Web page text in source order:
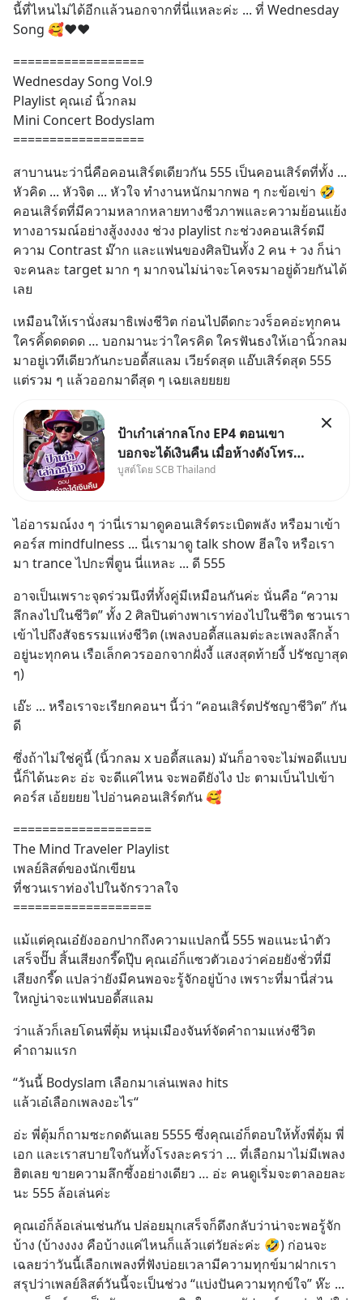
นี้ที่ไหนไม่ได้อีกแล้วนอกจากที่นี่แหละค่ะ ... ที่ Wednesday
Song 🥰❤️❤️
==================
Wednesday Song Vol.9
Playlist คุณเอ๋ นิ้วกลม
Mini Concert Bodyslam
==================
สาบานนะว่านี่คือคอนเสิร์ตเดียวกัน 555 เป็นคอนเสิร์ตที่ทั้ง ...
หัวคิด ... หัวจิต ... หัวใจ ทำงานหนักมากพอ ๆ กะข้อเข่า 🤣
คอนเสิร์ตที่มีความหลากหลายทางชีวภาพและความย้อนแย้ง
ทางอารมณ์อย่างสู้งงงงง ช่วง playlist กะช่วงคอนเสิร์ตมี
ความ Contrast ม๊าก และแฟนของศิลปินทั้ง 2 คน + วง ก็น่า
จะคนละ target มาก ๆ มากจนไม่น่าจะโคจรมาอยู่ด้วยกันได้
เลย
เหมือนให้เรานั่งสมาธิเพ่งชีวิต ก่อนไปดีดกะวงร็อคอ่ะทุกคน
ใครคิ้ดดดดด … บอกมานะว่าใครคิด ใครฟันธงให้เอานิ้วกลม
มาอยู่เวทีเดียวกันกะบอดี้สแลม เวียร์ดสุด แอ๊บเสิร์ดสุด 555
แต่รวม ๆ แล้วออกมาดีสุด ๆ เฉยเลยยยย
ป้าเก๋าเล่ากลโกง EP4 ตอนเขา
บอกจะได้เงินคืน เมื่อห้างดังโทร
หาคุณวิยะดา แจ้งเรื่องเคลมสินค้า
จะได้เงินจริง หรือเป็นเรื่องจ้อจี้ หา
คำตอบได้ที่ “ป้าเก๋าเล่ากลโกง”
EP4 ตอน “เขา
บูสต์โดย SCB Thailand
ไอ่อารมณ์งง ๆ ว่านี่เรามาดูคอนเสิร์ตระเบิดพลัง หรือมาเข้า
คอร์ส mindfulness ... นี่เรามาดู talk show ฮีลใจ หรือเรา
มา trance ไปกะพี่ตูน นี่แหละ ... ดี 555
อาจเป็นเพราะจุดร่วมนึงที่ทั้งคู่มีเหมือนกันค่ะ นั่นคือ “ความ
ลึกลงไปในชีวิต” ทั้ง 2 ศิลปินต่างพาเราท่องไปในชีวิต ชวนเรา
เข้าไปถึงสัจธรรมแห่งชีวิต (เพลงบอดี้สแลมต่ะละเพลงลึกล้ำ
อยู่นะทุกคน เรือเล็กควรออกจากฝั่งงี้ แสงสุดท้ายงี้ ปรัชญาสุด
ๆ)
เอ๊ะ ... หรือเราจะเรียกคอนฯ นี้ว่า “คอนเสิร์ตปรัชญาชีวิต” กัน
ดี
ซึ่งถ้าไม่ใช่คู่นี้ (นิ้วกลม x บอดี้สแลม) มันก็อาจจะไม่พอดีแบบ
นี้ก็ได้นะคะ อ่ะ จะดีแค่ไหน จะพอดียังไง ป่ะ ตามเบ็นไปเข้า
คอร์ส เอ้ยยยย ไปอ่านคอนเสิร์ตกัน 🥰
===================
The Mind Traveler Playlist
เพลย์ลิสต์ของนักเขียน
ที่ชวนเราท่องไปในจักรวาลใจ
===================
แม้แต่คุณเอ๋ยังออกปากถึงความแปลกนี้ 555 พอแนะนำตัว
เสร็จปั๊บ สิ้นเสียงกรี๊ดปุ๊บ คุณเอ๋ก็แซวตัวเองว่าค่อยยังชั่วที่มี
เสียงกรี๊ด แปลว่ายังมีคนพอจะรู้จักอยู่บ้าง เพราะที่มานี่ส่วน
ใหญ่น่าจะแฟนบอดี้สแลม
ว่าแล้วก็เลยโดนพี่ตุ้ม หนุ่มเมืองจันท์จัดคำถามแห่งชีวิต
คำถามแรก
“วันนี้ Bodyslam เลือกมาเล่นเพลง hits
แล้วเอ๋เลือกเพลงอะไร“
อ่ะ พี่ตุ้มก็ถามซะกดดันเลย 5555 ซึ่งคุณเอ๋ก็ตอบให้ทั้งพี่ตุ้ม พี่
เอก และเราสบายใจกันทั้งโรงละครว่า … ที่เลือกมาไม่มีเพลง
ฮิตเลย ขายความลึกซึ้งอย่างเดียว … อ่ะ คนดูเริ่มจะตาลอยละ
นะ 555 ล้อเล่นค่ะ
คุณเอ๋ก็ล้อเล่นเช่นกัน ปล่อยมุกเสร็จก็ดึงกลับว่าน่าจะพอรู้จัก
บ้าง (บ้างงงง คือบ้างแค่ไหนก็แล้วแต่วัยล่ะค่ะ 🤣) ก่อนจะ
เฉลยว่าวันนี้เลือกเพลงที่ฟังบ่อยเวลามีความทุกข์มาฝากเรา
สรุปว่าเพลย์ลิสต์วันนี้จะเป็นช่วง “แบ่งปันความทุกข์ใจ” ห๊ะ ...